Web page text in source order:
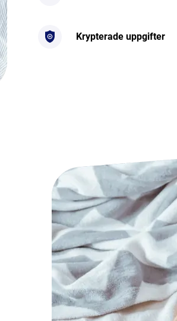
Krypterade uppgifter